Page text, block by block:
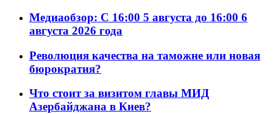
Медиаобзор: С 16:00 5 августа до 16:00 6
августа 2026 года
Революция качества на таможне или новая
бюрократия?
Что стоит за визитом главы МИД
Азербайджана в Киев?